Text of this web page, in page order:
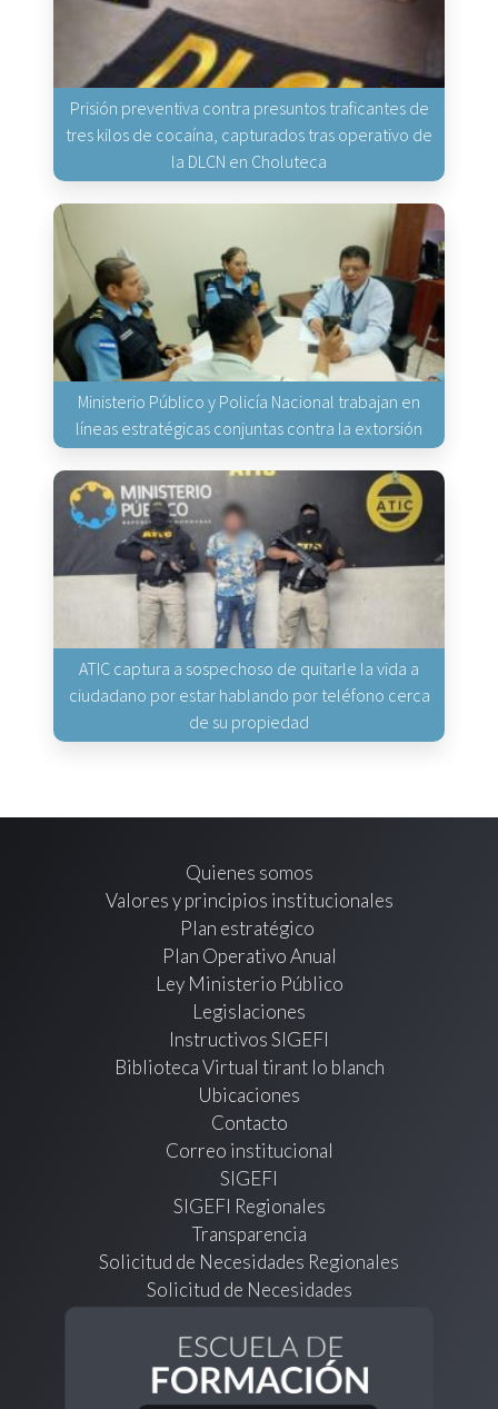
Prisión preventiva contra presuntos traficantes de
tres kilos de cocaína, capturados tras operativo de
la DLCN en Choluteca
Ministerio Público y Policía Nacional trabajan en
líneas estratégicas conjuntas contra la extorsión
ATIC captura a sospechoso de quitarle la vida a
ciudadano por estar hablando por teléfono cerca
de su propiedad
Quienes somos
Valores y principios institucionales
Plan estratégico
Plan Operativo Anual
Ley Ministerio Público
Legislaciones
Instructivos SIGEFI
Biblioteca Virtual tirant lo blanch
Ubicaciones
Contacto
Correo institucional
SIGEFI
SIGEFI Regionales
Transparencia
Solicitud de Necesidades Regionales
Solicitud de Necesidades